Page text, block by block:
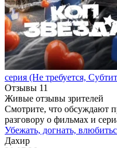
серия (Не требуется,
Отзывы 11
Живые отзывы зрителей
Смотрите, что обсуждают
разговору о фильмах и
Убежать, догнать,
Дахир